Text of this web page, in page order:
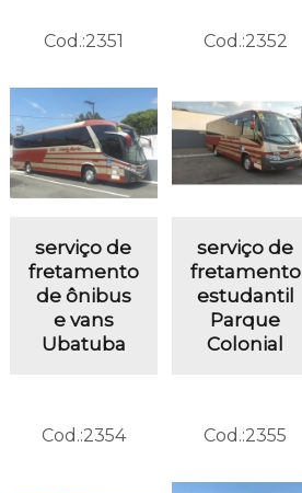
Cod.:2351
serviço de
fretamento
de ônibus
e vans
Ubatuba
Cod.:2352
serviço de
fretamento
estudantil
Parque
Colonial
Cod.:2354 Cod.:2355